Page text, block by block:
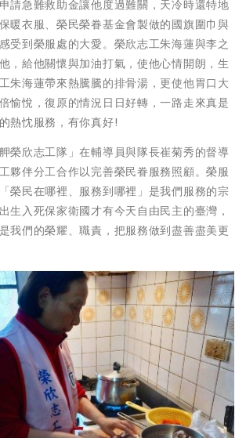
請急難救助金讓他度過難關，天冷時還特地
暖衣服、榮民榮眷基金會製做的國旗圍巾與
受到榮服處的大愛。榮欣志工朱海蓮與李之
，給他關懷與加油打氣，使他心情開朗，生
朱海蓮帶來熱騰騰的排骨湯，更使他胃口大
愉悅，復原的情況日日好轉，一路走來真是
熱忱服務，有你真好!
榮欣志工隊」在輔導員與隊長崔菊秀的督導
夥伴分工合作以完善榮民眷服務照顧。榮服
榮民在哪裡、服務到哪裡」是我們服務的宗
生入死保家衛國才有今天自由民主的臺灣，
我們的榮耀、職責，把服務做到盡善盡美更